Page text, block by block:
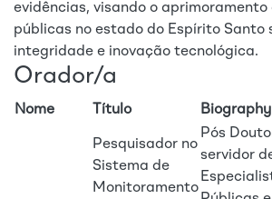
evidências, visando o
públicas no estado do Espírito Santo
integridade e inovação tecnológica.
Orador/a
Nome Título Biography
Pesquisador no
Sistema de
Monitoramento
Pós
servidor